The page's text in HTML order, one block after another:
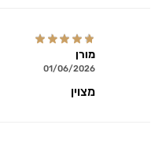
מורן
01/06/2026
מצוין